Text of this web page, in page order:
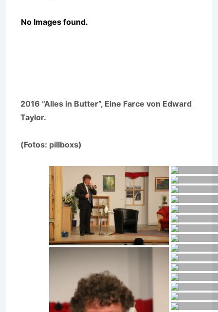
No Images found.
2016 “Alles in Butter”, Eine Farce von Edward
Taylor.
(Fotos: pillboxs)